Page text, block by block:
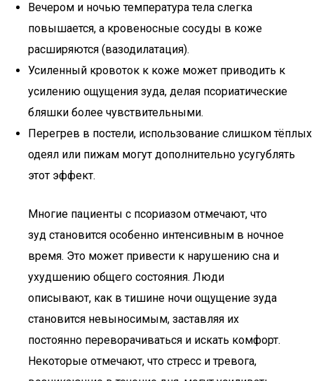
Вечером и ночью температура тела слегка
повышается, а кровеносные сосуды в коже
расширяются (вазодилатация).
Усиленный кровоток к коже может приводить к
усилению ощущения зуда, делая псориатические
бляшки более чувствительными.
Перегрев в постели, использование слишком тёплых
одеял или пижам могут дополнительно усугублять
этот эффект.
Многие пациенты с псориазом отмечают, что
зуд становится особенно интенсивным в ночное
время. Это может привести к нарушению сна и
ухудшению общего состояния. Люди
описывают, как в тишине ночи ощущение зуда
становится невыносимым, заставляя их
постоянно переворачиваться и искать комфорт.
Некоторые отмечают, что стресс и тревога,